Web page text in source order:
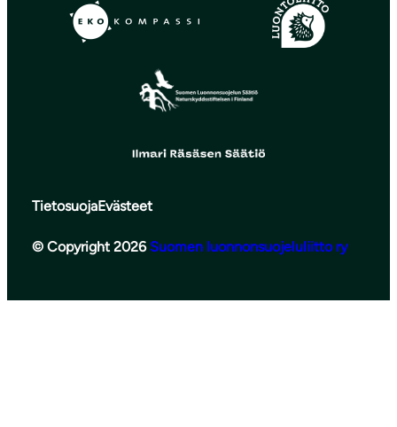
TietosuojaEvästeet
© Copyright 2026 Suomen luonnonsuojeluliitto ry